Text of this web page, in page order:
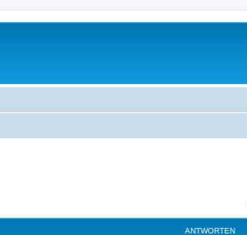
ANTWORTEN